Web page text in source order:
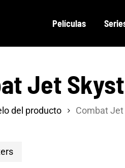
Películas
Jet
del producto Combat